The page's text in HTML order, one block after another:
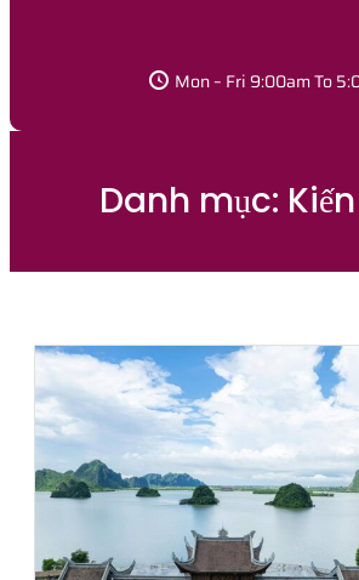
Mon – Fri 9:00am To
Danh mục: